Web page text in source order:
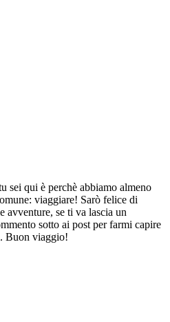
sei qui è perchè abbiamo almeno
viaggiare! Sarò felice di
avventure, se ti va lascia un
sotto ai post per farmi capire
Buon viaggio!